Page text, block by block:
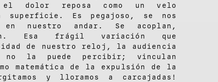
el dolor reposa como un velo
superficie. Es pegajoso, se nos
nuestro andar. Se acoplan,
Esa frágil variación que
de nuestro reloj, la audiencia
no la puede percibir; vinculan
matemática de la expulsión de la
y lloramos a carcajadas!